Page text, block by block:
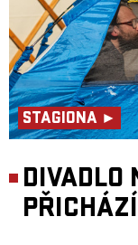
STAGIONA ►
DIVADLO